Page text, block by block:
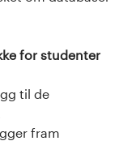
for studenter
til de
fram